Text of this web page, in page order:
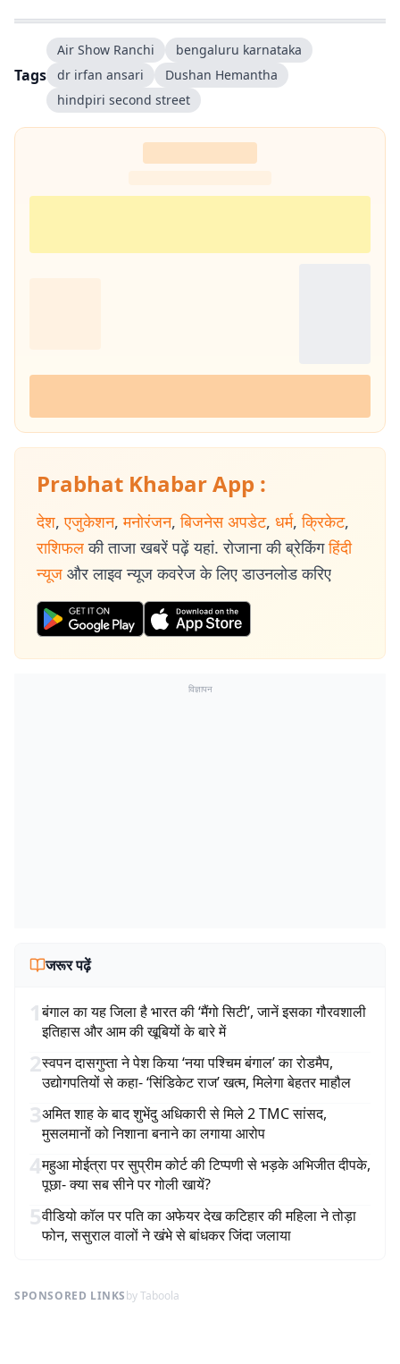
हूं. फिर लंबे समय तक लाइफ स्टाइल के क्षेत्र में भी काम किया हूं. इसके अलावा स्पोर्ट्स
में भी गहरी रुचि है.
Tags
Air Show Ranchi
bengaluru karnataka
dr irfan ansari
Dushan Hemantha
hindpiri second street
Prabhat Khabar App :
देश, एजुकेशन, मनोरंजन, बिजनेस अपडेट, धर्म, क्रिकेट,
राशिफल की ताजा खबरें पढ़ें यहां. रोजाना की ब्रेकिंग हिंदी
न्यूज और लाइव न्यूज कवरेज के लिए डाउनलोड करिए
विज्ञापन
जरूर पढ़ें
1बंगाल का यह जिला है भारत की ‘मैंगो सिटी’, जानें इसका गौरवशाली
इतिहास और आम की खूबियों के बारे में
2स्वपन दासगुप्ता ने पेश किया ‘नया पश्चिम बंगाल’ का रोडमैप,
उद्योगपतियों से कहा- ‘सिंडिकेट राज’ खत्म, मिलेगा बेहतर माहौल
3अमित शाह के बाद शुभेंदु अधिकारी से मिले 2 TMC सांसद,
मुसलमानों को निशाना बनाने का लगाया आरोप
4महुआ मोईत्रा पर सुप्रीम कोर्ट की टिप्पणी से भड़के अभिजीत दीपके,
पूछा- क्या सब सीने पर गोली खायें?
5वीडियो कॉल पर पति का अफेयर देख कटिहार की महिला ने तोड़ा
फोन, ससुराल वालों ने खंभे से बांधकर जिंदा जलाया
SPONSORED LINKSby Taboola